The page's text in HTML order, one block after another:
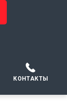
КОНТАКТЫ